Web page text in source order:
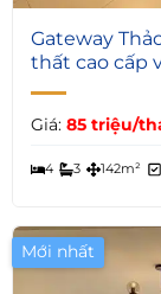
7
Gateway
thất cao cấp
Giá: 85 triệu/
4 3 142m²
Mới nhất